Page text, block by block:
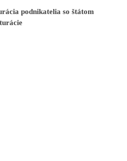
podnikatelia so štátom